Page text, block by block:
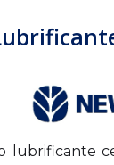
lubrificante